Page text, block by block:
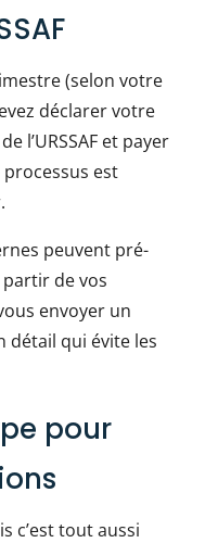
(selon votre
déclarer votre
l’URSSAF et payer
est
peuvent pré-
de vos
envoyer un
détail qui évite les
pour
c’est tout aussi